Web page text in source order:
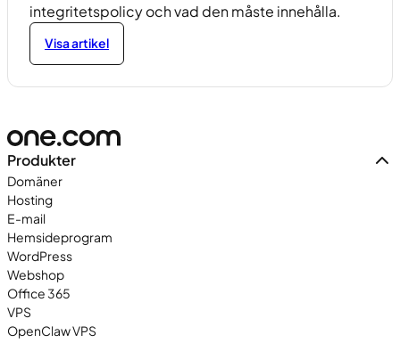
integritetspolicy och vad den måste innehålla.
Visa artikel
Produkter
Domäner
Hosting
E-mail
Hemsideprogram
WordPress
Webshop
Office 365
VPS
OpenClaw VPS